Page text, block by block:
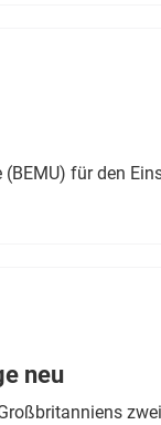
für den
neu